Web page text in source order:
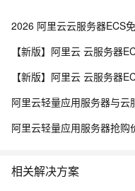
【新版】阿里云 云服务器
【新版】阿里云 云服务器
相关解决方案